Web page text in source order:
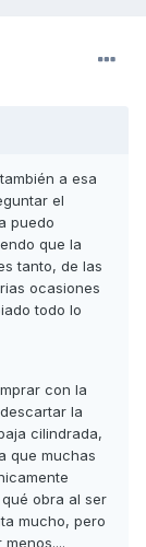
a esa
el
puedo
que la
tanto, de las
ocasiones
todo lo
con la
la
cilindrada,
que muchas
obra al ser
mucho, pero